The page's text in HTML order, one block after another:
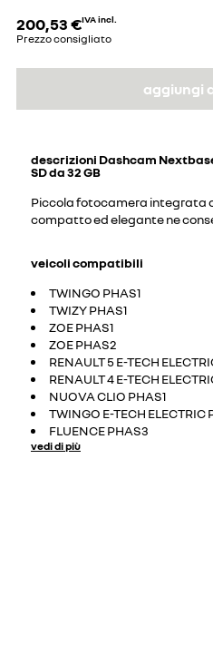
200,53 €IVA incl.
Prezzo consigliato
aggiungi
descrizioni Dashcam
SD da 32 GB
Piccola fotocamera integrata
compatto ed elegante ne
veicoli compatibili
TWINGO PHAS1
TWIZY PHAS1
ZOE PHAS1
ZOE PHAS2
RENAULT 5 E-TECH
RENAULT 4 E-TECH
NUOVA CLIO PHAS1
TWINGO E-TECH ELECTRIC
FLUENCE PHAS3
vedi di più